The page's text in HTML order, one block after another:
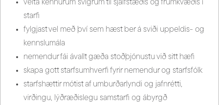
veita kennurum svigrúm til sjálfstæðis og frumkvæðis í
starfi
fylgjast vel með því sem hæst ber á sviði uppeldis- og
kennslumála
nemendur fái ávallt gæða stoðþjónustu við sitt hæfi
skapa gott starfsumhverfi fyrir nemendur og starfsfólk
starfshættir mótist af umburðarlyndi og jafnrétti,
virðingu, lýðræðislegu samstarfi og ábyrgð